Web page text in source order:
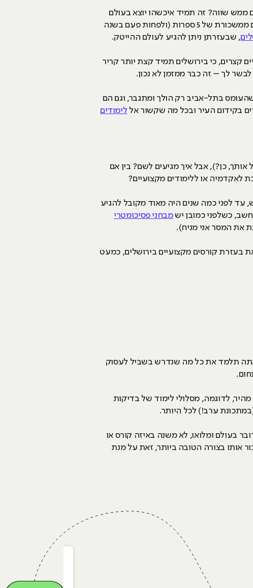
שווה? זה תמיד איכשהו יוצא בעולם
ההייטק או הדיגיטל. שהם תמיד נוסעים בכפכפים ומכנסיים קצרים על קורקינט חשמלי לעבודה ונהנים ממשכורת של 5 ספרות (ולפחות פעם בשנה
, שבעזרתן ניתן להגיע לעולם ההייטק.
קצרים, כי בירושלים תמיד קצת יותר קריר
לך – זה כבר ממזמן לא נכון.
שהעומס בתל-אביב רק הולך ומתגבר, וגם הם
בקידום העיר ובכל מה שקשור אל לימודים
כן?), אבל איך מגיעים לשם? בין אם
עד לפני כמה שנים היה מאוד מקובל להגיע
מבחני פסיכומטרי
את המסר אני מניח).
בעזרת קורסים מקצועיים בירושלים, כמעט
אתה תלמד את כל מה שנדרש בשביל לעסוק
לדוגמה, מסלולי לימוד של בדיקות
בעולם ומלואו, לא משנה באיזה קורס או
בצורה הטובה ביותר, זאת על מנת